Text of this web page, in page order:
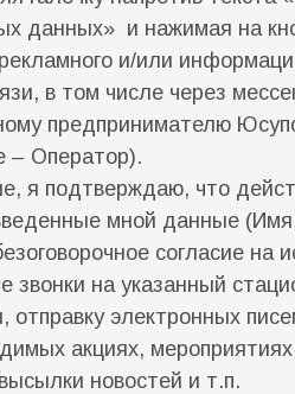
данных» и нажимая на
и/или
в том числе через
предпринимателю
– Оператор).
я подтверждаю, что
мной данные
согласие
звонки на указанный
электронных
акциях,
новостей и т.п.